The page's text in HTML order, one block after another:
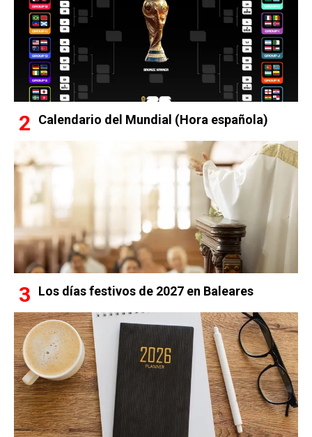
Calendario del Mundial (Hora española)
Los días festivos de 2027 en Baleares